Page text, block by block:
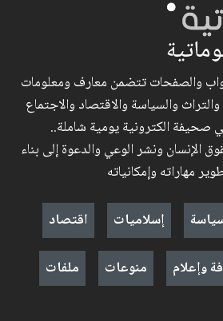
والصفحات تتضمن معارف ومعلومات
والسياسة والاقتصاد والاجتماع
صحيفة الكترونية يومية شاملة..
الإنسان ونشر الوعي والدعوة إلى بناء
مهاراته وإمكانياته
إسلاميات
اقتصاد
وإعلام منوعات ملفات